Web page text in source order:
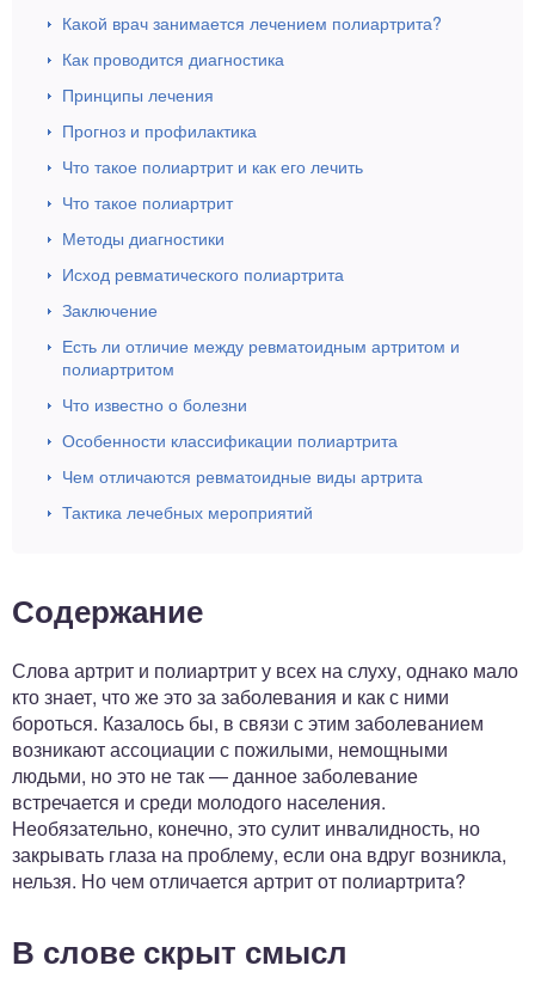
Какой врач занимается лечением полиартрита?
Как проводится диагностика
Принципы лечения
Прогноз и профилактика
Что такое полиартрит и как его лечить
Что такое полиартрит
Методы диагностики
Исход ревматического полиартрита
Заключение
Есть ли отличие между ревматоидным артритом и
полиартритом
Что известно о болезни
Особенности классификации полиартрита
Чем отличаются ревматоидные виды артрита
Тактика лечебных мероприятий
Содержание
Слова артрит и полиартрит у всех на слуху, однако мало
кто знает, что же это за заболевания и как с ними
бороться. Казалось бы, в связи с этим заболеванием
возникают ассоциации с пожилыми, немощными
людьми, но это не так — данное заболевание
встречается и среди молодого населения.
Необязательно, конечно, это сулит инвалидность, но
закрывать глаза на проблему, если она вдруг возникла,
нельзя. Но чем отличается артрит от полиартрита?
В слове скрыт смысл